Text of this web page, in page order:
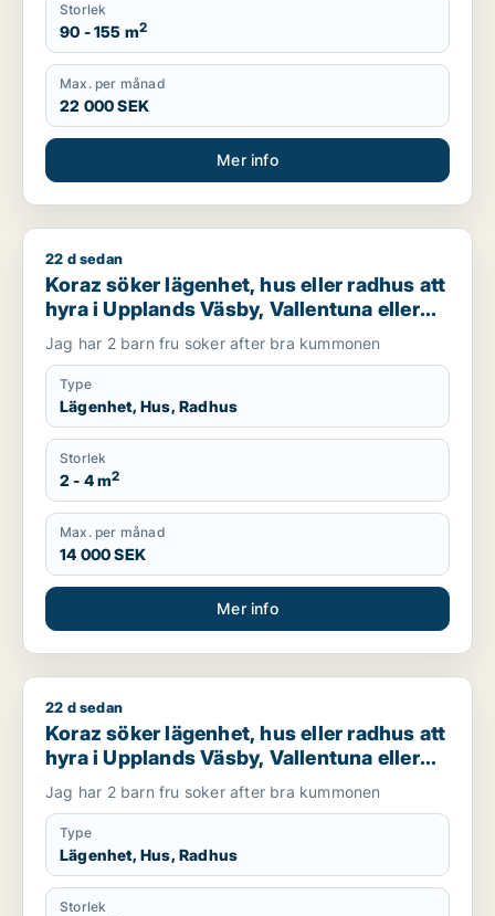
Storlek
90 - 155 m2
Max. per månad
22 000 SEK
Mer info
Koraz söker lägenhet, hus eller radhus att hyra i Upplands
22 d sedan
Koraz söker lägenhet, hus eller radhus att
hyra i Upplands Väsby, Vallentuna eller
Järfälla m.fl.
Jag har 2 barn fru soker after bra kummonen
Type
Lägenhet, Hus, Radhus
Storlek
2 - 4 m2
Max. per månad
14 000 SEK
Mer info
Koraz söker lägenhet, hus eller radhus att hyra i Upplands
22 d sedan
Koraz söker lägenhet, hus eller radhus att
hyra i Upplands Väsby, Vallentuna eller
Järfälla m.fl.
Jag har 2 barn fru soker after bra kummonen
Type
Lägenhet, Hus, Radhus
Storlek